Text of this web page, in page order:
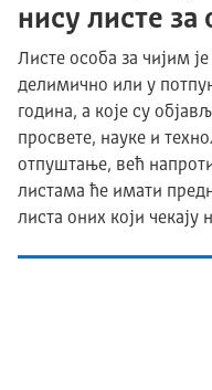
нису листе
Листе особа за чијим
делимично или у
година, а које су
просвете, науке и
отпуштање, већ
листама ће имати
листа оних који